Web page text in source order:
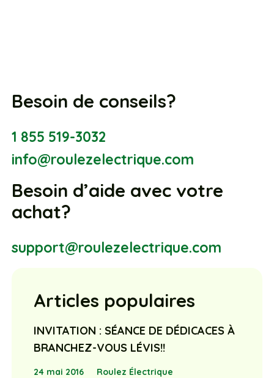
Besoin de conseils?
1 855 519-3032
info@roulezelectrique.com
Besoin d’aide avec votre
achat?
support@roulezelectrique.com
Articles populaires
INVITATION : SÉANCE DE DÉDICACES À
BRANCHEZ-VOUS LÉVIS!!
24 mai 2016 Roulez Électrique